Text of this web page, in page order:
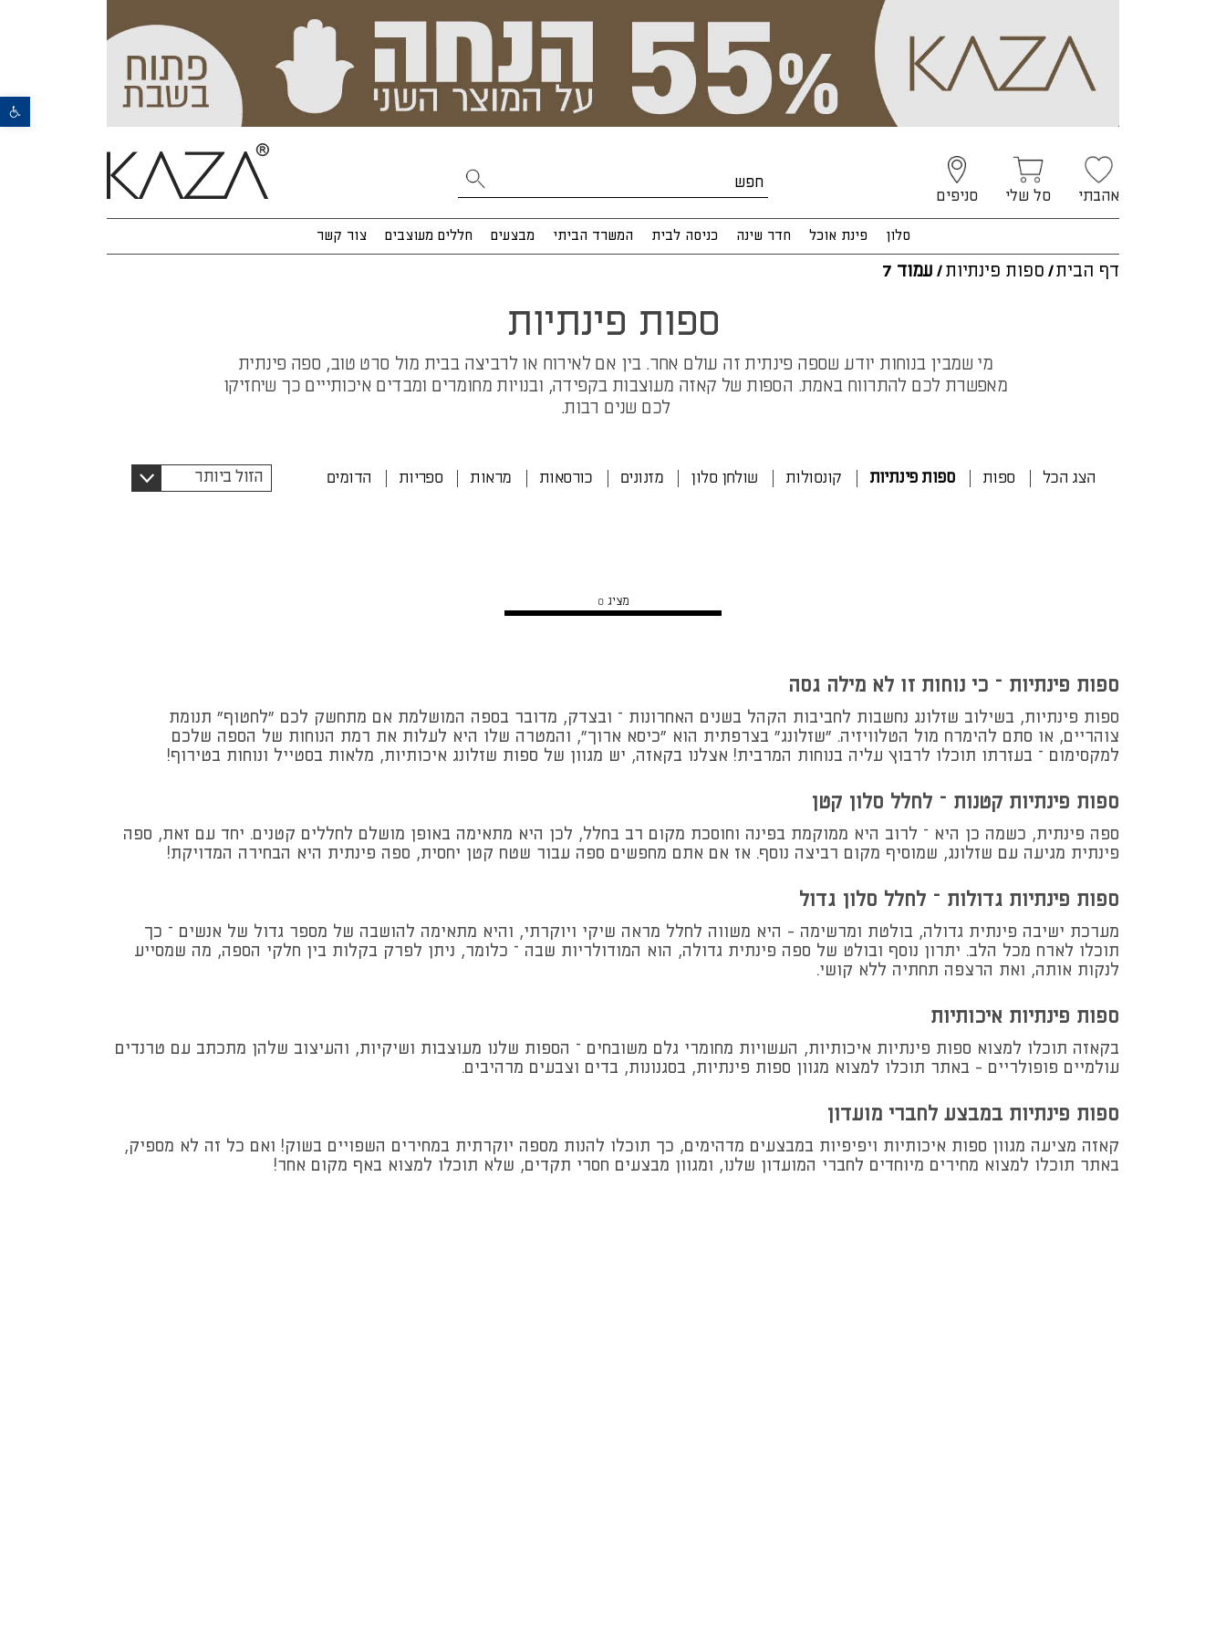
פתח סרגל נגישות
אהבתי סל שלי סניפים
סלון פינת אוכל חדר שינה כניסה לבית המשרד הביתי מבצעים חללים מעוצבים צור קשר
דף הבית/ ספות פינתיות/ עמוד 7
ספות פינתיות
לכם שנים רבות.
הצג הכל ספות ספות פינתיות קונסולות שולחן סלון מזנונים כורסאות מראות ספריות הדומים
מיינו
לפי:
הזול ביותר
מציג0
ספות פינתיות – כי נוחות זו לא מילה גסה
ספות פינתיות, בשילוב שזלונג נחשבות לחביבות הקהל בשנים האחרונות – ובצדק, מדובר בספה המושלמת אם מתחשק לכם "לחטוף" תנומת
צוהריים, או סתם להימרח מול הטלוויזיה. "שזלונג" בצרפתית הוא "כיסא ארוך", והמטרה שלו היא לעלות את רמת הנוחות של הספה שלכם
למקסימום – בעזרתו תוכלו לרבוץ עליה בנוחות המרבית! אצלנו בקאזה, יש מגוון של ספות שזלונג איכותיות, מלאות בסטייל ונוחות בטירוף!
ספות פינתיות קטנות – לחלל סלון קטן
ספה פינתית, כשמה כן היא – לרוב היא ממוקמת בפינה וחוסכת מקום רב בחלל, לכן היא מתאימה באופן מושלם לחללים קטנים. יחד עם זאת, ספה
פינתית מגיעה עם שזלונג, שמוסיף מקום רביצה נוסף. אז אם אתם מחפשים ספה עבור שטח קטן יחסית, ספה פינתית היא הבחירה המדויקת!
ספות פינתיות גדולות – לחלל סלון גדול
מערכת ישיבה פינתית גדולה, בולטת ומרשימה - היא משווה לחלל מראה שיקי ויוקרתי, והיא מתאימה להושבה של מספר גדול של אנשים – כך
תוכלו לארח מכל הלב. יתרון נוסף ובולט של ספה פינתית גדולה, הוא המודולריות שבה – כלומר, ניתן לפרק בקלות בין חלקי הספה, מה שמסייע
לנקות אותה, ואת הרצפה תחתיה ללא קושי.
ספות פינתיות איכותיות
בקאזה תוכלו למצוא ספות פינתיות איכותיות, העשויות מחומרי גלם משובחים – הספות שלנו מעוצבות ושיקיות, והעיצוב שלהן מתכתב עם טרנדים
עולמיים פופולריים - באתר תוכלו למצוא מגוון ספות פינתיות, בסגנונות, בדים וצבעים מרהיבים.
ספות פינתיות במבצע לחברי מועדון
קאזה מציעה מגוון ספות איכותיות ויפיפיות במבצעים מדהימים, כך תוכלו להנות מספה יוקרתית במחירים השפויים בשוק! ואם כל זה לא מספיק,
באתר תוכלו למצוא מחירים מיוחדים לחברי המועדון שלנו, ומגוון מבצעים חסרי תקדים, שלא תוכלו למצוא באף מקום אחר!